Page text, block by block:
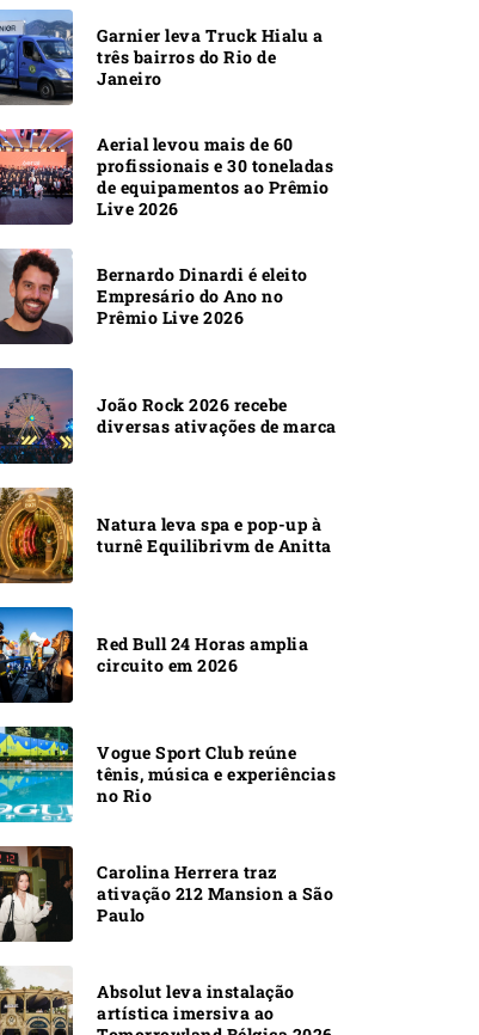
Garnier leva Truck Hialu a
três bairros do Rio de
Janeiro
Aerial levou mais de 60
profissionais e 30 toneladas
de equipamentos ao Prêmio
Live 2026
Bernardo Dinardi é eleito
Empresário do Ano no
Prêmio Live 2026
João Rock 2026 recebe
diversas ativações de marca
Natura leva spa e pop-up à
turnê Equilibrivm de Anitta
Red Bull 24 Horas amplia
circuito em 2026
Vogue Sport Club reúne
tênis, música e experiências
no Rio
Carolina Herrera traz
ativação 212 Mansion a São
Paulo
Absolut leva instalação
artística imersiva ao